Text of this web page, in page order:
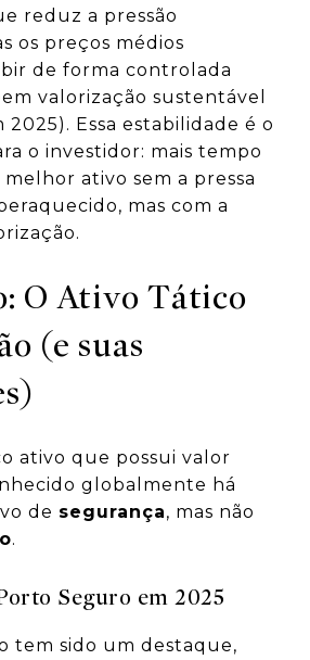
reduz a pressão
os preços médios
de forma controlada
valorização sustentável
2025). Essa estabilidade é o
o investidor: mais tempo
ativo sem a pressa
mas com a
O Ativo Tático
(e suas
ativo que possui valor
globalmente há
de segurança, mas não
.
Seguro em 2025
tem sido um destaque,